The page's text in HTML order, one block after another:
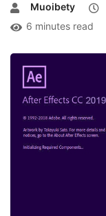
Muoibety
6 minutes read